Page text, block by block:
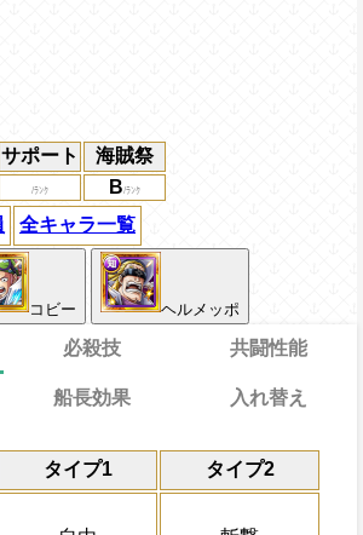
サポート
海賊祭
B
全キャラ一覧
コビー ヘルメッポ
タイプ1 タイプ2
必殺技
通常 29→14ターン
限界突破
通常時
敵全体にかかっている
状態を4ターン
共闘性能
共闘性能
船長効果
ターン数：10
習得する効果
船長効果
通常時
属性の攻撃を2.5倍、心属性の攻撃を
PERFECT4連続で以降一味の攻撃がさら
入れ替え
入れ替え回数
入れ替え効果
自分のスロットを自属性スロットに変換